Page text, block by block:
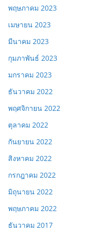
พฤษภาคม 2023
เมษายน 2023
มีนาคม 2023
กุมภาพันธ์ 2023
มกราคม 2023
ธันวาคม 2022
พฤศจิกายน 2022
ตุลาคม 2022
กันยายน 2022
สิงหาคม 2022
กรกฎาคม 2022
มิถุนายน 2022
พฤษภาคม 2022
ธันวาคม 2017